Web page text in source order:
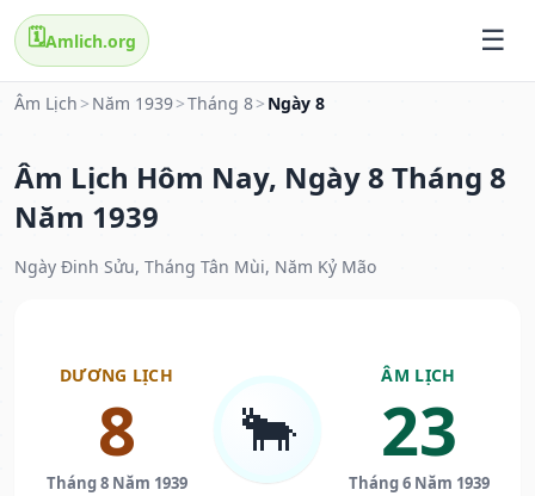
🗓️Amlich.org
Âm Lịch > Năm 1939>Tháng 8> Ngày 8
Âm Lịch Hôm Nay, Ngày 8 Tháng 8
Năm 1939
Ngày Đinh Sửu, Tháng Tân Mùi, Năm Kỷ Mão
DƯƠNG LỊCH
8
Tháng 8 Năm 1939
🐂
ÂM LỊCH
23
Tháng 6 Năm 1939